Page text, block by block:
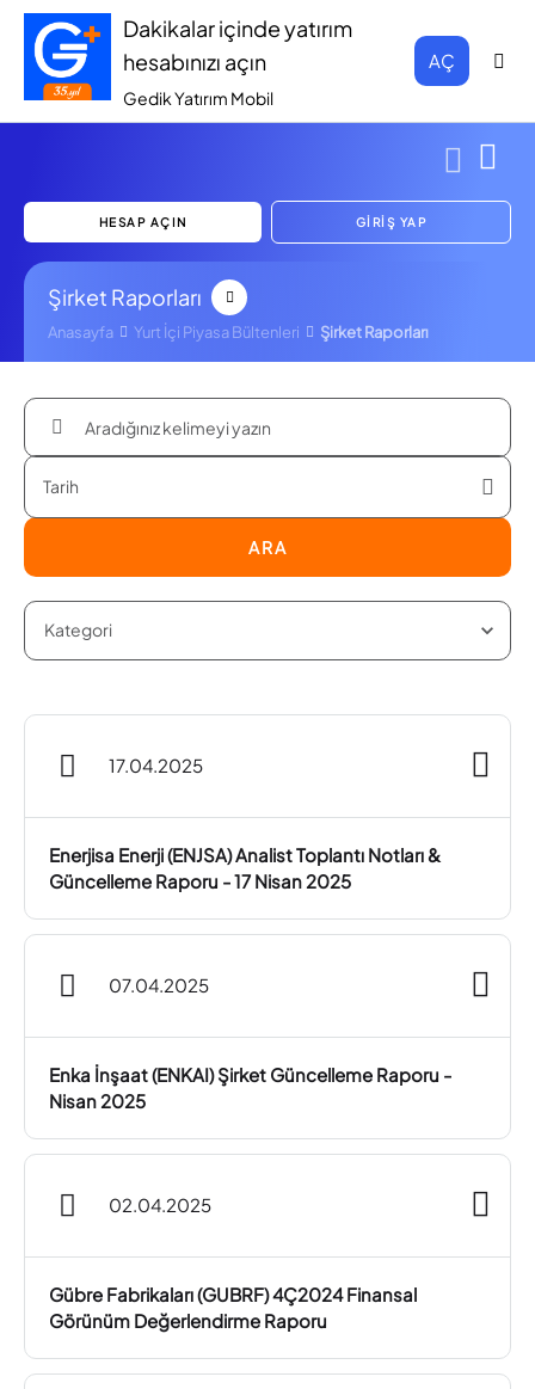
Dakikalar içinde yatırım
hesabınızı açın
Gedik Yatırım Mobil
AÇ
HESAP AÇIN GİRİŞ YAP
Şirket Raporları
Anasayfa Yurt İçi Piyasa Bültenleri Şirket Raporları
ARA
17.04.2025
Enerjisa Enerji (ENJSA) Analist Toplantı Notları &
Güncelleme Raporu - 17 Nisan 2025
07.04.2025
Enka İnşaat (ENKAI) Şirket Güncelleme Raporu -
Nisan 2025
02.04.2025
Gübre Fabrikaları (GUBRF) 4Ç2024 Finansal
Görünüm Değerlendirme Raporu